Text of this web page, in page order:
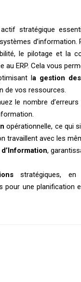
actif stratégique
le pilotage et la
ERP. Cela vous
la gestion
de vos ressources.
le nombre d’erreurs
opérationnelle, ce qui
travaillent avec les
,
stratégiques, en
une planification